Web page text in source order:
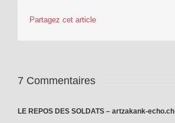
Partagez cet article
7 Commentaires
LE REPOS DES SOLDATS – artzakank-echo.ch